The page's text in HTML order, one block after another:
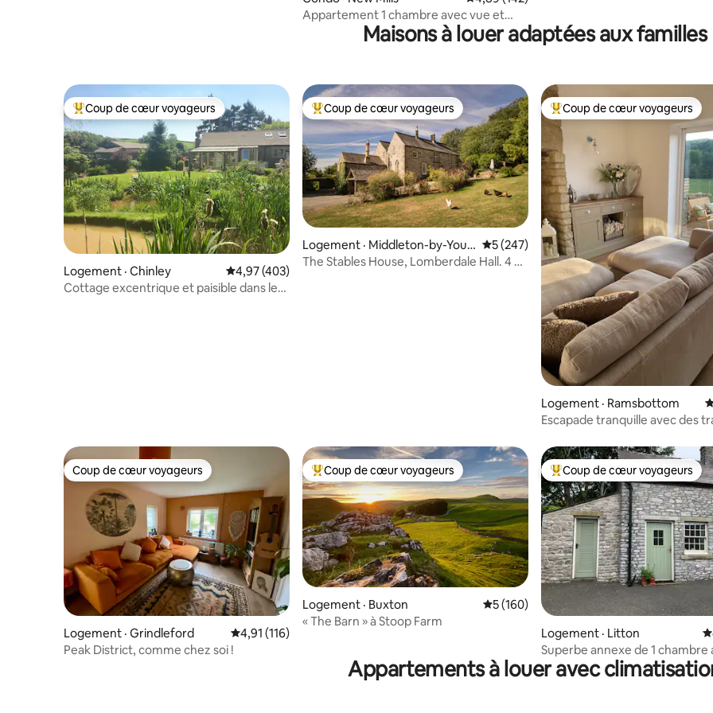
Appartement 1 chambre avec vue et
Maisons à louer adaptées aux familles
Coup de cœur voyageurs parmi les plus aimés
Coup de cœur voyageurs
Logement · Chinley Note moyenne de 4,97 sur 5, 403 commentaires
4,97 (403)
Cottage excentrique et paisible dans le
Coup de cœur voyageurs parmi les plus aimés
Coup de cœur voyageurs
Logement · Middleton-by-Youl
grave
Note moyenne de 5 sur 5, 247
5 (247)
The Stables House, Lomberdale Hall. 4 à
Coup de cœur voyageurs
Coup de cœur voyageurs
Logement · Ramsbottom
Escapade tranquille avec des
Coup de cœur voyageurs
Coup de cœur voyageurs
Logement · Grindleford Note moyenne de 4,91 sur 5, 116 commentaires
4,91 (116)
Peak District, comme chez soi !
Coup de cœur voyageurs parmi les plus aimés
Coup de cœur voyageurs
Logement · Buxton Note moyenne de 5 sur 5, 160
5 (160)
« The Barn » à Stoop Farm
Coup de cœur voyageurs
Coup de cœur voyageurs
Logement · Litton
Superbe annexe de 1 chambre
Appartements à louer avec